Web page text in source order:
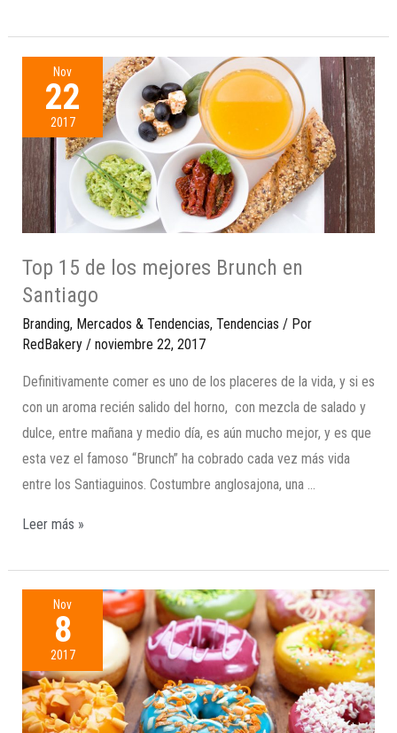
Nov
22
2017
Top 15 de los mejores Brunch en
Santiago
Branding, Mercados & Tendencias, Tendencias / Por
RedBakery / noviembre 22, 2017
Definitivamente comer es uno de los placeres de la vida, y si es
con un aroma recién salido del horno, con mezcla de salado y
dulce, entre mañana y medio día, es aún mucho mejor, y es que
esta vez el famoso “Brunch” ha cobrado cada vez más vida
entre los Santiaguinos. Costumbre anglosajona, una …
Leer más »
Nov
8
2017